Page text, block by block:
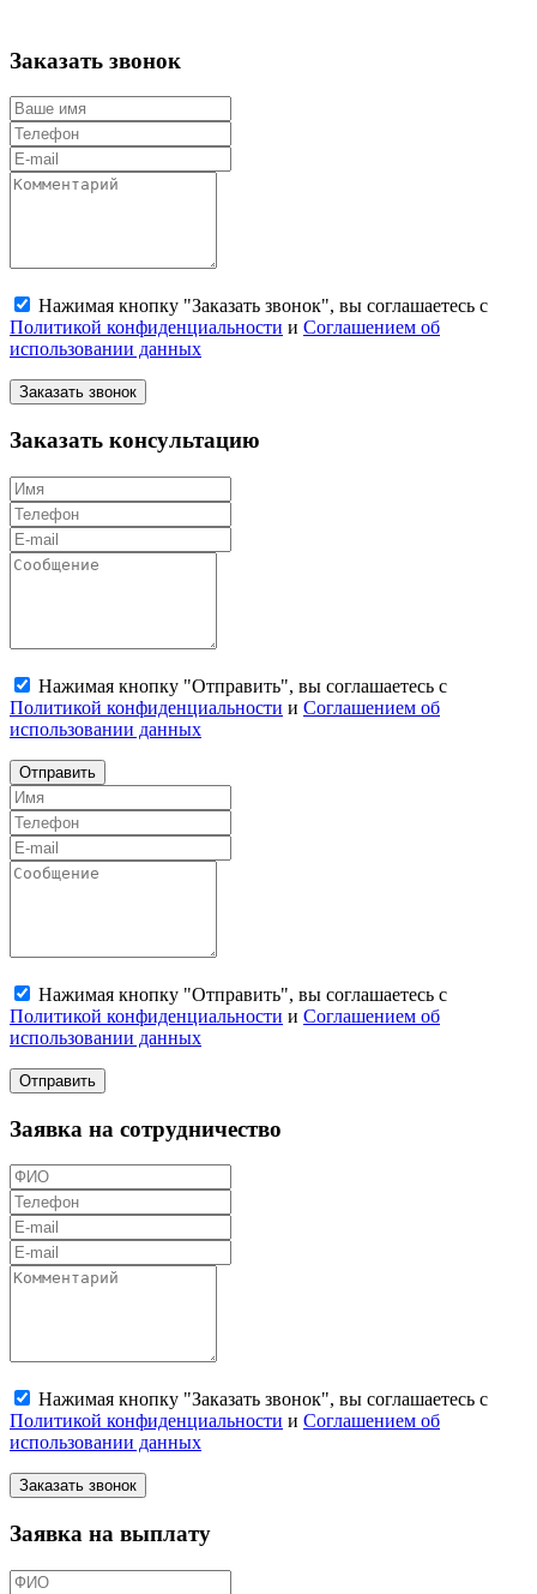
Заказать звонок
Нажимая кнопку "Заказать звонок", вы соглашаетесь с
Политикой конфиденциальности и Соглашением об
использовании данных
Заказать звонок
Заказать консультацию
Нажимая кнопку "Отправить", вы соглашаетесь с
Политикой конфиденциальности и Соглашением об
использовании данных
Отправить
Нажимая кнопку "Отправить", вы соглашаетесь с
Политикой конфиденциальности и Соглашением об
использовании данных
Отправить
Заявка на сотрудничество
Нажимая кнопку "Заказать звонок", вы соглашаетесь с
Политикой конфиденциальности и Соглашением об
использовании данных
Заказать звонок
Заявка на выплату